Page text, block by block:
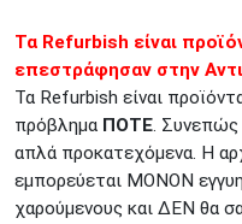
Τα Refurbish είναι
επεστράφησαν στην
Τα Refurbish είναι
πρόβλημα ΠΟΤΕ. Συνεπώς
απλά προκατεχόμενα. Η
εμπορεύεται ΜΟΝΟΝ
χαρούμενους και ΔΕΝ θα